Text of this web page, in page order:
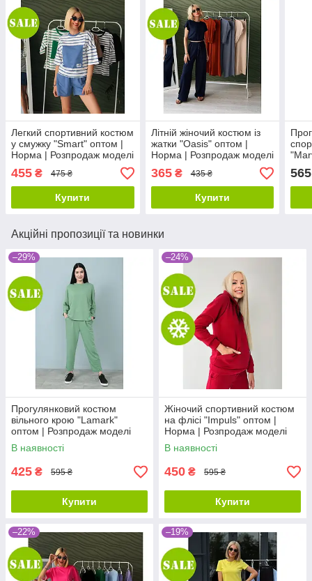
Легкий спортивний костюм
у смужку "Smart" оптом |
Норма | Розпродаж моделі
455 ₴ 475 ₴
Купити
Літній жіночий костюм із
жатки "Oasis" оптом |
Норма | Розпродаж моделі
365₴ 435 ₴
Купити
565
Акційні пропозиції та новинки
–29%
Прогулянковий костюм
вільного крою "Lamark"
оптом | Розпродаж моделі
В наявності
425 ₴ 595 ₴
Купити
–24%
Жіночий спортивний костюм
на флісі "Impuls" оптом |
Норма | Розпродаж моделі
В наявності
450 ₴ 595 ₴
Купити
–22% –19%